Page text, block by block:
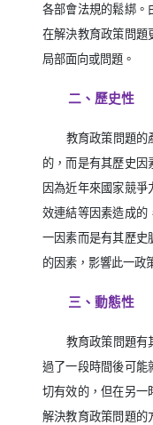
各部會法規的鬆綁。
在解決教育政策問題
局部面向或問題。
二、歷史性
教育政策問題的
的，而是有其歷史
因為近年來國家競
效連結等因素造成的
一因素而是有其歷史
的因素，影響此一政
三、動態性
教育政策問題有
過了一段時間後可能
切有效的，但在另一
解決教育政策問題的